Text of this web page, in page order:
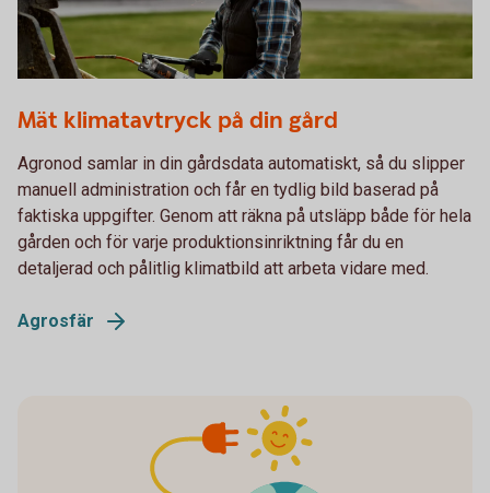
Mät klimatavtryck på din gård
Agronod samlar in din gårdsdata automatiskt, så du slipper
manuell administration och får en tydlig bild baserad på
faktiska uppgifter. Genom att räkna på utsläpp både för hela
gården och för varje produktionsinriktning får du en
detaljerad och pålitlig klimatbild att arbeta vidare med.
Agrosfär